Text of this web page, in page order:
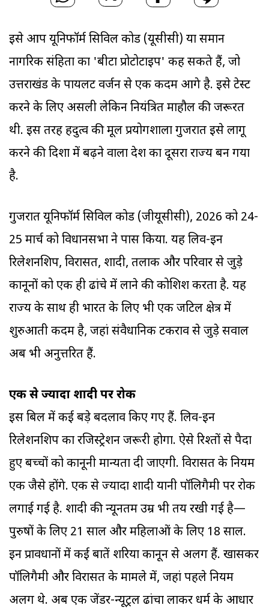
इसे आप यूनिफॉर्म सिविल कोड (यूसीसी) या समान
नागरिक संहिता का 'बीटा प्रोटोटाइप' कह सकते हैं, जो
उत्तराखंड के पायलट वर्जन से एक कदम आगे है. इसे टेस्ट
करने के लिए असली लेकिन नियंत्रित माहौल की जरूरत
थी. इस तरह हिंदुत्व की मूल प्रयोगशाला गुजरात इसे लागू
करने की दिशा में बढ़ने वाला देश का दूसरा राज्य बन गया
है.
गुजरात यूनिफॉर्म सिविल कोड (जीयूसीसी), 2026 को 24-
25 मार्च को विधानसभा ने पास किया. यह लिव-इन
रिलेशनशिप, विरासत, शादी, तलाक और परिवार से जुड़े
कानूनों को एक ही ढांचे में लाने की कोशिश करता है. यह
राज्य के साथ ही भारत के लिए भी एक जटिल क्षेत्र में
शुरुआती कदम है, जहां संवैधानिक टकराव से जुड़े सवाल
अब भी अनुत्तरित हैं.
एक से ज्यादा शादी पर रोक
इस बिल में कई बड़े बदलाव किए गए हैं. लिव-इन
रिलेशनशिप का रजिस्ट्रेशन जरूरी होगा. ऐसे रिश्तों से पैदा
हुए बच्चों को कानूनी मान्यता दी जाएगी. विरासत के नियम
एक जैसे होंगे. एक से ज्यादा शादी यानी पॉलिगैमी पर रोक
लगाई गई है. शादी की न्यूनतम उम्र भी तय रखी गई है—
पुरुषों के लिए 21 साल और महिलाओं के लिए 18 साल.
इन प्रावधानों में कई बातें शरिया कानून से अलग हैं. खासकर
पॉलिगैमी और विरासत के मामले में, जहां पहले नियम
अलग थे. अब एक जेंडर-न्यूट्रल ढांचा लाकर धर्म के आधार